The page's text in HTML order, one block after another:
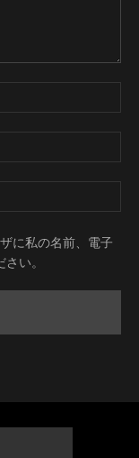
に私の名前、電子
い。